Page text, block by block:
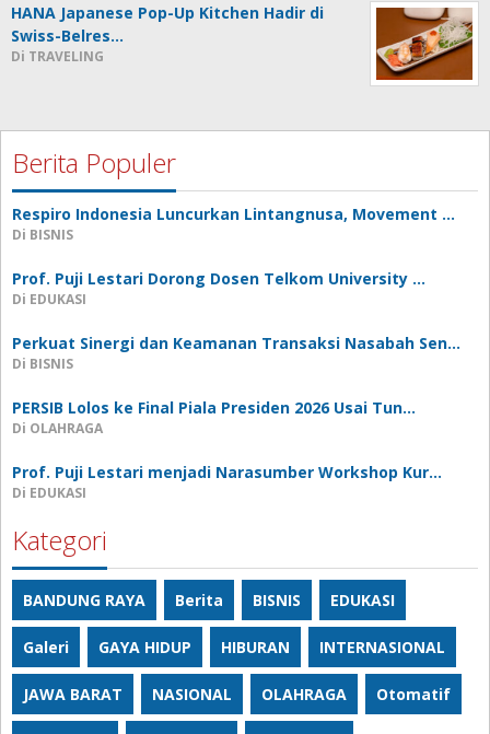
HANA Japanese Pop-Up Kitchen Hadir di
Swiss-Belres…
Di TRAVELING
Berita Populer
Respiro Indonesia Luncurkan Lintangnusa, Movement …
Di BISNIS
Prof. Puji Lestari Dorong Dosen Telkom University …
Di EDUKASI
Perkuat Sinergi dan Keamanan Transaksi Nasabah Sen…
Di BISNIS
PERSIB Lolos ke Final Piala Presiden 2026 Usai Tun…
Di OLAHRAGA
Prof. Puji Lestari menjadi Narasumber Workshop Kur…
Di EDUKASI
Kategori
BANDUNG RAYA Berita BISNIS EDUKASI
Galeri GAYA HIDUP HIBURAN INTERNASIONAL
JAWA BARAT NASIONAL OLAHRAGA Otomatif